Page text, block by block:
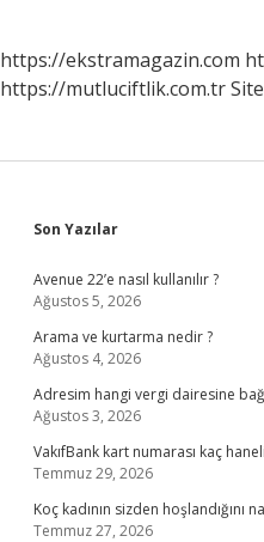
Ne
Denir
https://ekstramagazin.com
https://mutluciftlik.com.tr
Sidebar
Son Yazılar
Avenue 22’e nasıl kullanılır ?
Ağustos 5, 2026
Arama ve kurtarma nedir ?
Ağustos 4, 2026
Adresim hangi vergi dairesine
Ağustos 3, 2026
VakıfBank kart numarası kaç
Temmuz 29, 2026
Koç kadının sizden hoşlandığını
Temmuz 27, 2026